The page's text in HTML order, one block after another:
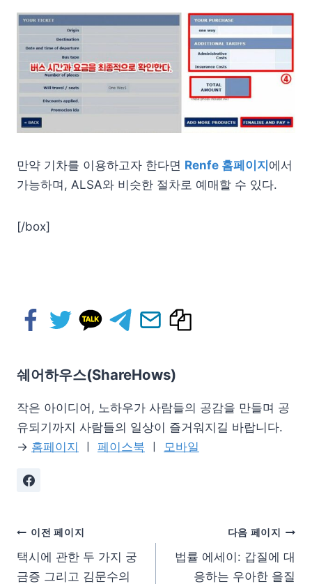
만약 기차를 이용하고자 한다면 Renfe 홈페이지에서
가능하며, ALSA와 비슷한 절차로 예매할 수 있다.
[/box]
쉐어하우스(ShareHows)
작은 아이디어, 노하우가 사람들의 공감을 만들며 공
유되기까지 사람들의 일상이 즐거워지길 바랍니다.
→ 홈페이지 페이스북 모바일
이전 페이지
택시에 관한 두 가지 궁
금증 그리고 김문수의
다음 페이지
법률 에세이: 갑질에 대
응하는 우아한 을질